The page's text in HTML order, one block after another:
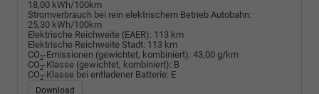
18,00 kWh/100km
Stromverbrauch bei rein elektrischem Betrieb Autobahn:
25,30 kWh/100km
Elektrische Reichweite (EAER): 113 km
Elektrische Reichweite Stadt: 113 km
CO2-Emissionen (gewichtet, kombiniert): 43,00 g/km
CO2-Klasse (gewichtet, kombiniert): B
CO2-Klasse bei entladener Batterie: E
Download